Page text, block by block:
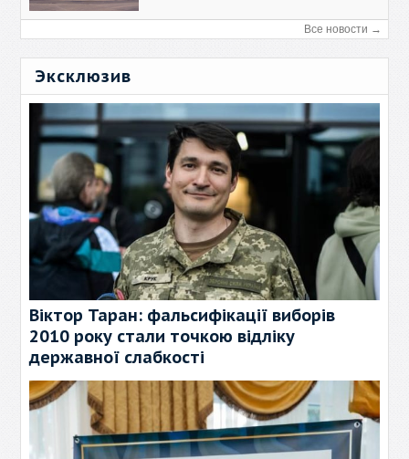
Все новости →
Эксклюзив
Віктор Таран: фальсифікації виборів
2010 року стали точкою відліку
державної слабкості